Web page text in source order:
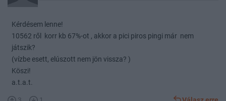
Kérdésem lenne!
10562 ről korr kb 67%-ot , akkor a pici piros pingi már nem
játszik?
(vízbe esett, elúszott nem jön vissza? )
Köszi!
a.t.a.t.